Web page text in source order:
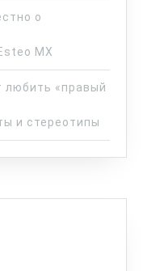
о
MX
любить «правый
и стереотипы